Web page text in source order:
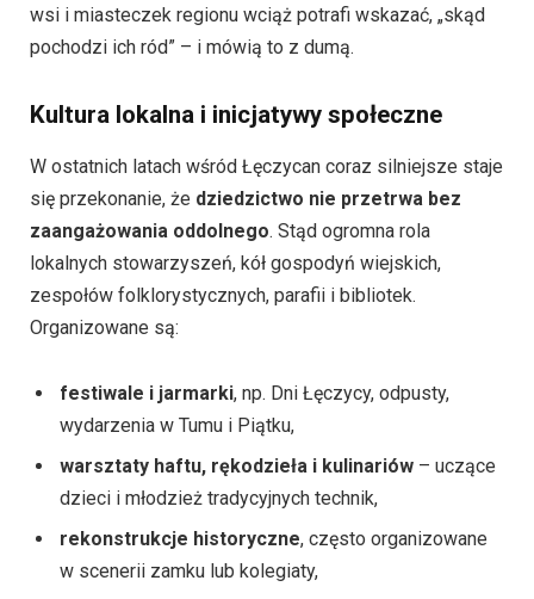
wsi i miasteczek regionu wciąż potrafi wskazać, „skąd
pochodzi ich ród” – i mówią to z dumą.
Kultura lokalna i inicjatywy społeczne
W ostatnich latach wśród Łęczycan coraz silniejsze staje
się przekonanie, że dziedzictwo nie przetrwa bez
zaangażowania oddolnego. Stąd ogromna rola
lokalnych stowarzyszeń, kół gospodyń wiejskich,
zespołów folklorystycznych, parafii i bibliotek.
Organizowane są:
festiwale i jarmarki, np. Dni Łęczycy, odpusty,
wydarzenia w Tumu i Piątku,
warsztaty haftu, rękodzieła i kulinariów – uczące
dzieci i młodzież tradycyjnych technik,
rekonstrukcje historyczne, często organizowane
w scenerii zamku lub kolegiaty,